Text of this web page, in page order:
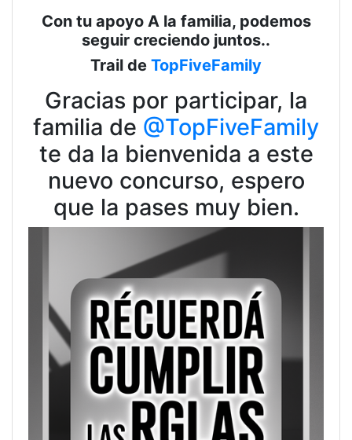
Con tu apoyo A la familia, podemos
seguir creciendo juntos..
Trail de TopFiveFamily
Gracias por participar, la
familia de @TopFiveFamily
te da la bienvenida a este
nuevo concurso, espero
que la pases muy bien.